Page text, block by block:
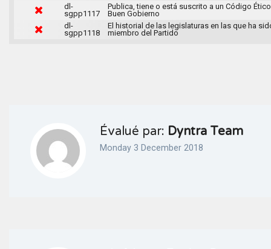
dl-
sgpp1117
Publica, tiene o está suscrito a un Código
Buen Gobierno
dl-
sgpp1118
El historial de las legislaturas en las que ha
miembro del Partido
Évalué par: Dyntra Team
Monday 3 December 2018